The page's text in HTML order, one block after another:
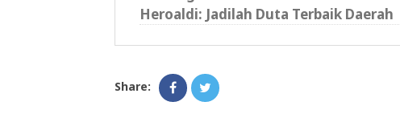
Heroaldi: Jadilah Duta Terbaik Daerah
Share: